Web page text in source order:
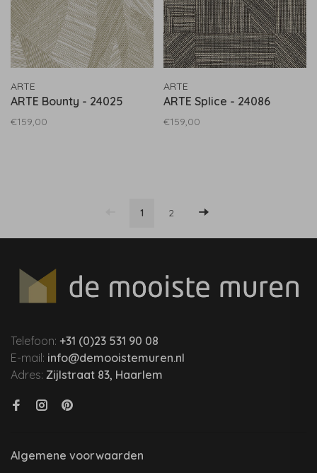
ARTE
ARTE Bounty - 24025
€159,00
ARTE
ARTE Splice - 24086
€159,00
1 2
Telefoon: +31 (0)23 531 90 08
E-mail: info@demooistemuren.nl
Adres: Zijlstraat 83, Haarlem
Algemene voorwaarden